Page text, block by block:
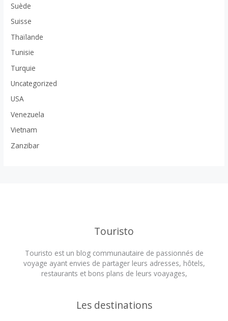
Suède
Suisse
Thaïlande
Tunisie
Turquie
Uncategorized
USA
Venezuela
Vietnam
Zanzibar
Touristo
Touristo est un blog communautaire de passionnés de
voyage ayant envies de partager leurs adresses, hôtels,
restaurants et bons plans de leurs voayages,
Les destinations